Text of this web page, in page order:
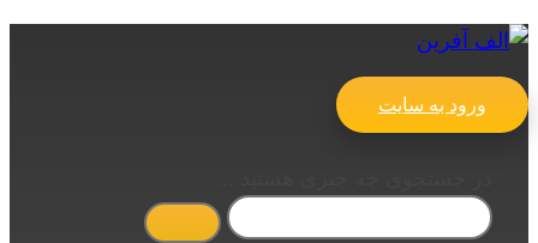
ورود به سایت